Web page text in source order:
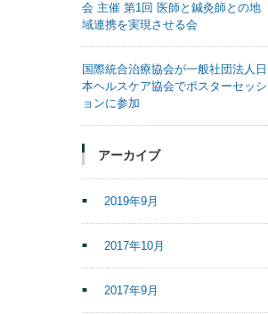
会 主催 第1回 医師と鍼灸師との地
域連携を実現させる会
国際統合治療協会が一般社団法人日
本ヘルスケア協会でポスターセッシ
ョンに参加
アーカイブ
2019年9月
2017年10月
2017年9月